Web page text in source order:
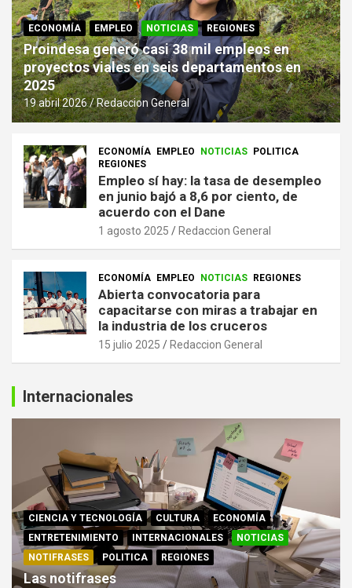
ECONOMÍA EMPLEO NOTICIAS REGIONES
Proindesa generó casi 38 mil empleos en
proyectos viales en seis departamentos en
2025
19 abril 2026 Redaccion General
ECONOMÍA EMPLEO NOTICIAS
POLITICA
REGIONES
Empleo sí hay: la tasa de desempleo
en junio bajó a 8,6 por ciento, de
acuerdo con el Dane
1 agosto 2025 Redaccion General
ECONOMÍA EMPLEO NOTICIAS REGIONES
Abierta convocatoria para
capacitarse con miras a trabajar en
la industria de los cruceros
15 julio 2025 Redaccion General
Internacionales
CIENCIA Y TECNOLOGÍA CULTURA
ECONOMÍA
ENTRETENIMIENTO
INTERNACIONALES
NOTICIAS
NOTIFRASES
POLITICA REGIONES
Las notifrases